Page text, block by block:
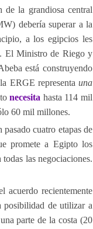
de la grandiosa central
debería superar a la
a los egipcios les
El Ministro de Riego y
está construyendo
ERGE representa una
necesita hasta 114 mil
60 mil millones.
cuatro etapas de
promete a Egipto los
las negociaciones.
acuerdo recientemente
posibilidad de utilizar a
parte de la costa (20